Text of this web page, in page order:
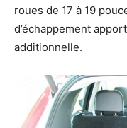
roues de 17 à 19
d’échappement
additionnelle.